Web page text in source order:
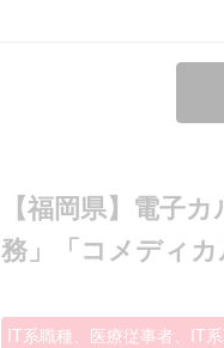
【福岡県】電子
務」「コメディ
IT系職種、医療従事者、IT